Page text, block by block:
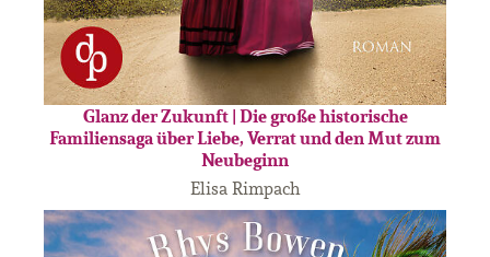
Glanz der Zukunft | Die große historische
Familiensaga über Liebe, Verrat und den Mut zum
Neubeginn
Elisa Rimpach